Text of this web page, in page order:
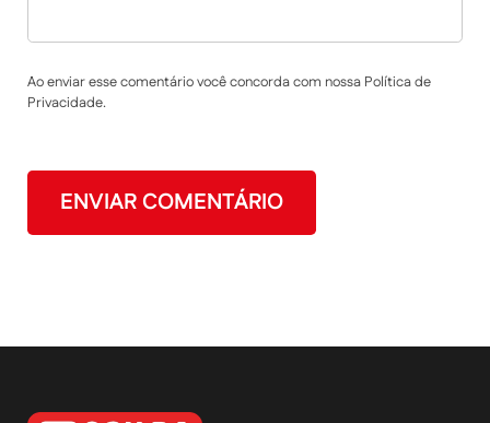
Ao enviar esse comentário você concorda com nossa Política de
Privacidade.